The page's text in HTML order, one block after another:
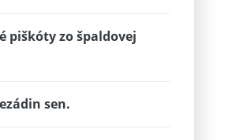
piškóty zo špaldovej
sen.